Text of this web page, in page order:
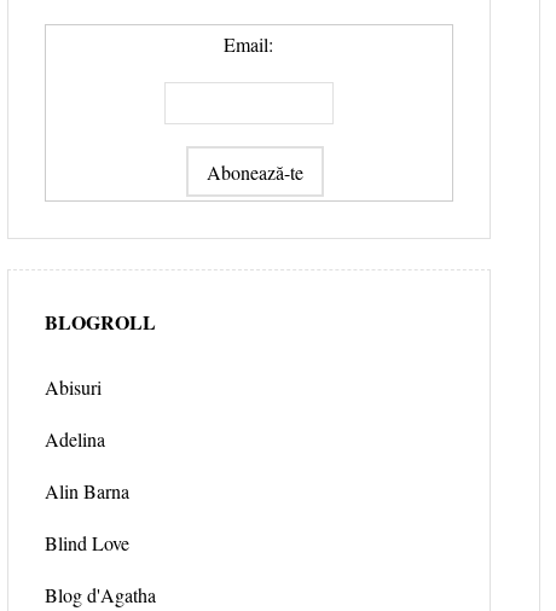
Email:
BLOGROLL
Abisuri
Adelina
Alin Barna
Blind Love
Blog d'Agatha